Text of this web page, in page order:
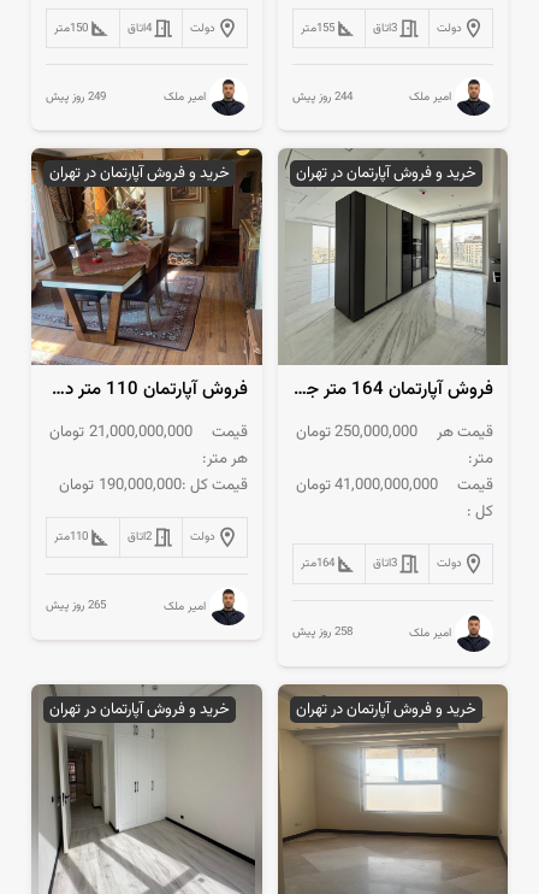
دولت 3اتاق 155متر
امیر ملک 244 روز پیش
دولت 4اتاق 150متر
امیر ملک 249 روز پیش
خرید و فروش آپارتمان در تهران
فروش آپارتمان 164 متر جهانتاب غرق نور مستقیم
قیمت هر
متر:
250,000,000تومان
قیمت
کل :
41,000,000,000تومان
دولت 3اتاق 164متر
امیر ملک 258 روز پیش
خرید و فروش آپارتمان در تهران
فروش آپارتمان 110 متر دیباجی فول امکانات
قیمت
هر متر:
21,000,000,000 تومان
قیمت کل :190,000,000 تومان
دولت 2اتاق 110متر
امیر ملک 265 روز پیش
خرید و فروش آپارتمان در تهران خرید و فروش آپارتمان در تهران